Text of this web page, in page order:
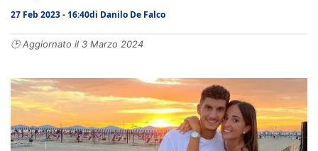
27 Feb 2023 - 16:40di Danilo De Falco
🕑 Aggiornato il 3 Marzo 2024